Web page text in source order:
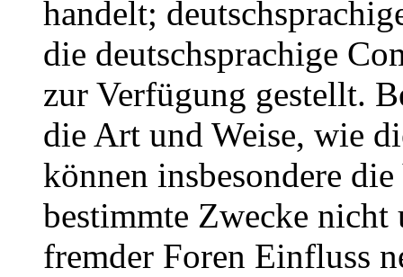
handelt;
die deutschsprachige
zur Verfügung gestellt.
die Art und Weise, wie
können insbesondere
bestimmte Zwecke nicht
fremder Foren Einfluss